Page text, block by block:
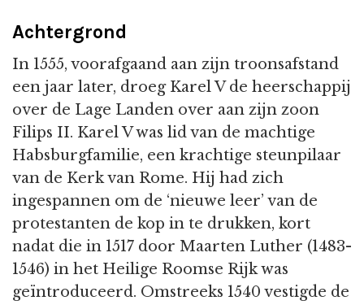
Achtergrond
In 1555, voorafgaand aan zijn troonsafstand
een jaar later, droeg Karel V de heerschappij
over de Lage Landen over aan zijn zoon
Filips II. Karel V was lid van de machtige
Habsburgfamilie, een krachtige steunpilaar
van de Kerk van Rome. Hij had zich
ingespannen om de ‘nieuwe leer’ van de
protestanten de kop in te drukken, kort
nadat die in 1517 door Maarten Luther (1483-
1546) in het Heilige Roomse Rijk was
geïntroduceerd. Omstreeks 1540 vestigde de